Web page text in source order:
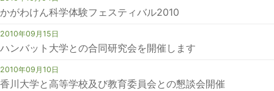
かがわけん科学体験フェスティバル2010
2010年09月15日
ハンバット大学との合同研究会を開催します
2010年09月10日
香川大学と高等学校及び教育委員会との懇談会開催